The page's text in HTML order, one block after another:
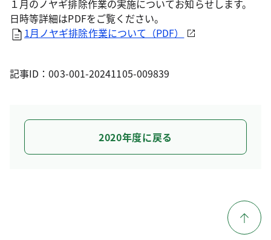
１月のノヤギ排除作業の実施についてお知らせします。
日時等詳細はPDFをご覧ください。
1月ノヤギ排除作業について（PDF）
記事ID：003-001-20241105-009839
2020年度に戻る